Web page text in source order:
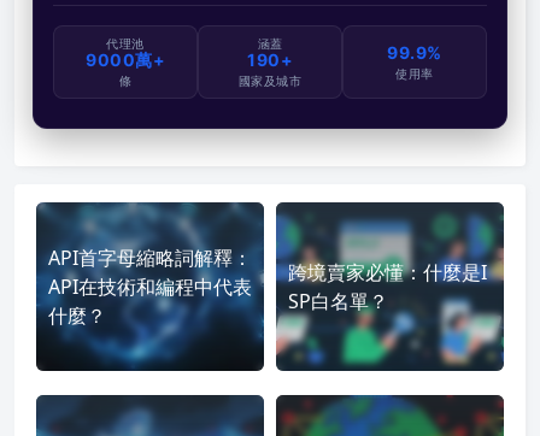
代理池
9000萬+
條
涵蓋
190+
國家及城市
99.9%
使用率
API首字母縮略詞解釋：
API在技術和編程中代表
什麼？
跨境賣家必懂：什麼是I
SP白名單？